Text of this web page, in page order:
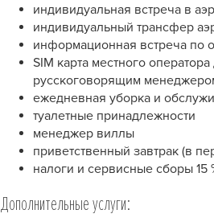
индивидуальная встреча в
индивидуальный трансфер
информационная встреча по
SIM карта местного
русскоговорящим
ежедневная уборка и
туалетные принадлежности
менеджер виллы
приветственный завтрак (в
налоги и сервисные сборы 15
Дополнительные услуги: